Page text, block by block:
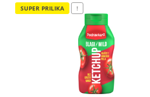
SUPER PRILIKA !